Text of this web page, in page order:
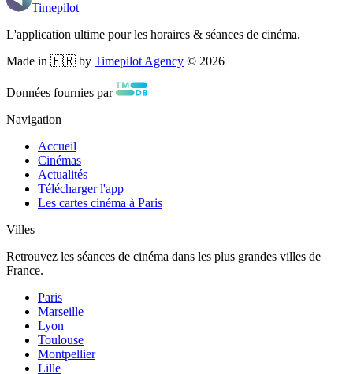
Timepilot
L'application ultime pour les horaires & séances de cinéma.
Made in 🇫🇷 by Timepilot Agency © 2026
Données fournies par
Navigation
Accueil
Cinémas
Actualités
Télécharger l'app
Les cartes cinéma à Paris
Villes
Retrouvez les séances de cinéma dans les plus grandes villes de
France.
Paris
Marseille
Lyon
Toulouse
Montpellier
Lille